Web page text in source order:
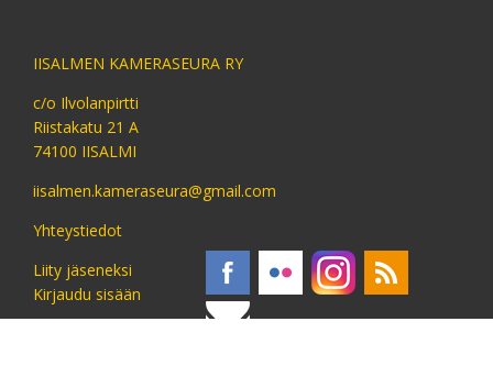
IISALMEN KAMERASEURA RY
c/o Ilvolanpirtti
Riistakatu 21 A
74100 IISALMI
iisalmen.kameraseura@gmail.com
Yhteystiedot
Liity jäseneksi
Kirjaudu sisään